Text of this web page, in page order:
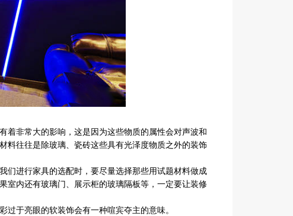
着非常大的影响，这是因为这些物质的属性会对声波和
料往往是除玻璃、瓷砖这些具有光泽度物质之外的装饰
们进行家具的选配时，要尽量选择那些用试题材料做成
室内还有玻璃门、展示柜的玻璃隔板等，一定要让装修
于亮眼的软装饰会有一种喧宾夺主的意味。